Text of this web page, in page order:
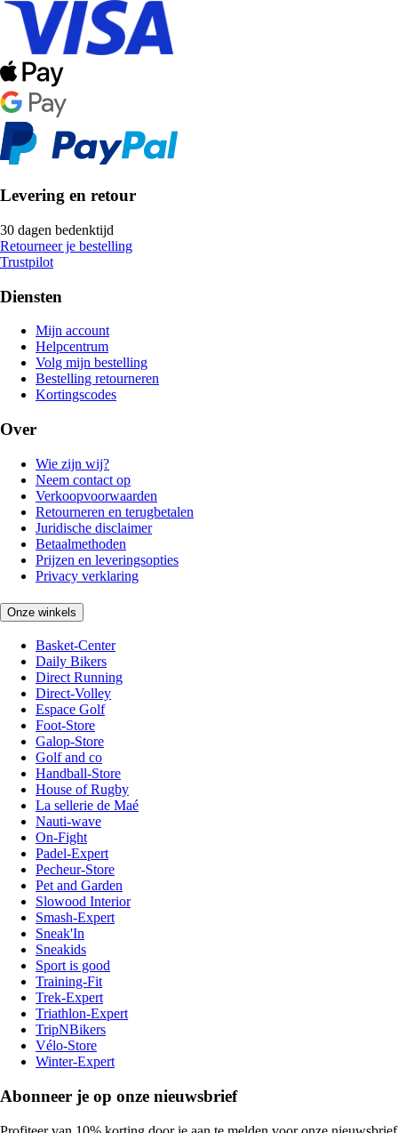
Levering en retour
30 dagen bedenktijd
Retourneer je bestelling
Trustpilot
Diensten
Mijn account
Helpcentrum
Volg mijn bestelling
Bestelling retourneren
Kortingscodes
Over
Wie zijn wij?
Neem contact op
Verkoopvoorwaarden
Retourneren en terugbetalen
Juridische disclaimer
Betaalmethoden
Prijzen en leveringsopties
Privacy verklaring
Onze winkels
Basket-Center
Daily Bikers
Direct Running
Direct-Volley
Espace Golf
Foot-Store
Galop-Store
Golf and co
Handball-Store
House of Rugby
La sellerie de Maé
Nauti-wave
On-Fight
Padel-Expert
Pecheur-Store
Pet and Garden
Slowood Interior
Smash-Expert
Sneak'In
Sneakids
Sport is good
Training-Fit
Trek-Expert
Triathlon-Expert
TripNBikers
Vélo-Store
Winter-Expert
Abonneer je op onze nieuwsbrief